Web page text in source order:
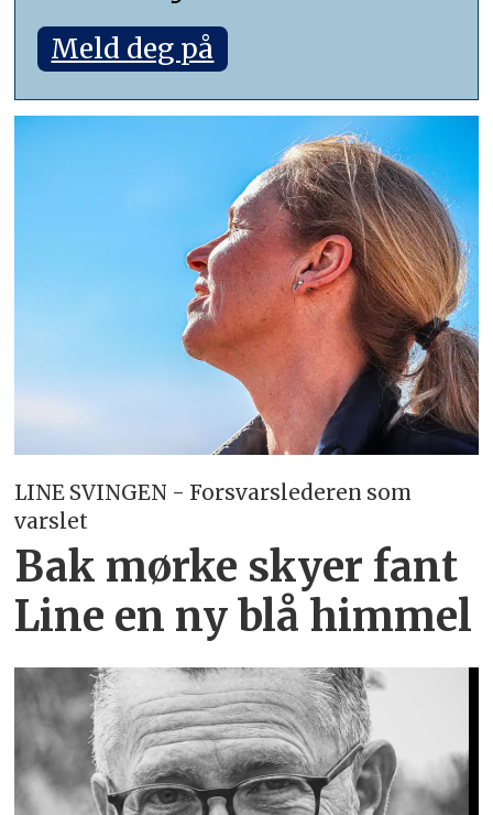
Meld deg på
LINE SVINGEN - Forsvarslederen som
varslet
Bak mørke skyer fant
Line en ny blå himmel